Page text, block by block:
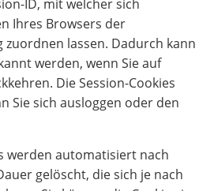
ID, mit welcher sich
Ihres Browsers der
zuordnen lassen. Dadurch kann
werden, wenn Sie auf
Die Session-Cookies
Sie sich ausloggen oder den
werden automatisiert nach
gelöscht, die sich je nach